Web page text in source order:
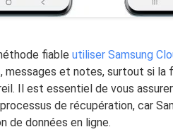
fiable utiliser Samsung
, messages et notes, surtout si la
Il est essentiel de vous
de récupération, car
de données en ligne.